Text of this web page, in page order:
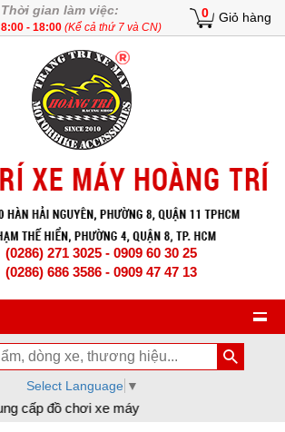
Thời gian làm việc:
8:00 - 18:00 (Kể cả thứ 7 và CN)
0 Giỏ hàng
(0286) 271 3025 - 0909 60 30 25
(0286) 686 3586 - 0909 47 47 13
Select Language ▼